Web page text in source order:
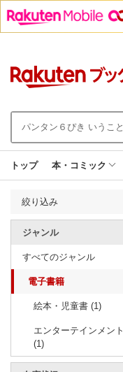
トップ 本・コミック
絞り込み
ジャンル
すべてのジャンル
電子書籍
絵本・児童書 (1)
エンターテインメント
(1)